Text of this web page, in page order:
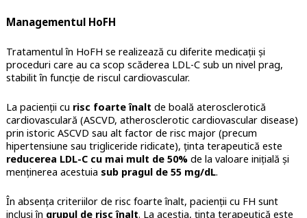
Managementul HoFH
Tratamentul în HoFH se realizează cu diferite medicații și
proceduri care au ca scop scăderea LDL-C sub un nivel prag,
stabilit în funcție de riscul cardiovascular.
La pacienții cu risc foarte înalt de boală aterosclerotică
cardiovasculară (ASCVD, atherosclerotic cardiovascular disease)
prin istoric ASCVD sau alt factor de risc major (precum
hipertensiune sau trigliceride ridicate), ținta terapeutică este
reducerea LDL-C cu mai mult de 50%de la valoare inițială și
menținerea acestuia sub pragul de 55 mg/dL.
În absența criteriilor de risc foarte înalt, pacienții cu FH sunt
incluși în grupul de risc înalt. La aceștia, ținta terapeutică este